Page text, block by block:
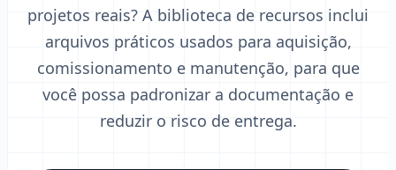
projetos reais? A biblioteca de recursos inclui
arquivos práticos usados para aquisição,
comissionamento e manutenção, para que
você possa padronizar a documentação e
reduzir o risco de entrega.